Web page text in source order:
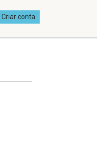
Criar conta